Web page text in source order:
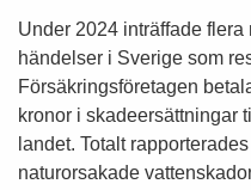
Under 2024 inträffade
händelser i Sverige som
Försäkringsföretagen
kronor i skadeersättningar
landet. Totalt
naturorsakade